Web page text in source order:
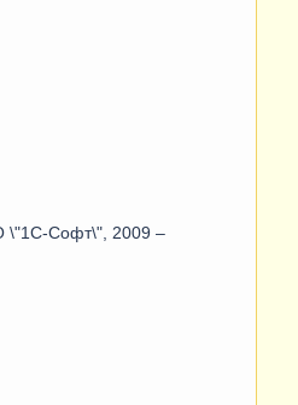
\"1C-Софт\", 2009 –